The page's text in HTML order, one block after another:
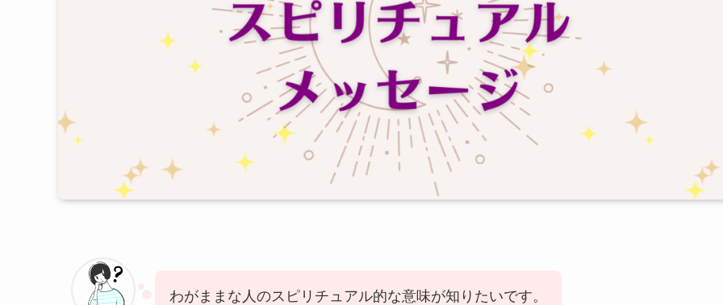
わがままな人のスピリチュアル的な意味が知りたいです。